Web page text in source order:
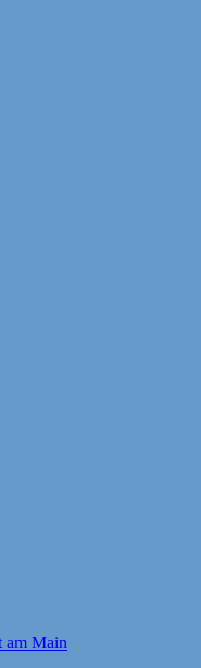
zum Licht
Weltkugeln".
| Kontakt |